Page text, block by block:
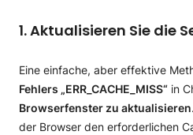
1. Aktualisieren Sie die
Eine einfache, aber effektive
Fehlers „ERR_CACHE_MISS“ in
Browserfenster zu aktualisieren
der Browser den erforderlichen